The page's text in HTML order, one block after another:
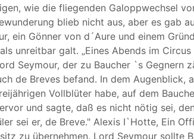
wie die fliegenden Galoppwechsel
blieb nicht aus, aber es gab
ein Gönner von d´Aure und einem
unreitbar galt. „Eines Abends im
Seymour, der zu Baucher `s Gegnern
de Breves befand. In dem Augenblick,
Vollblüter habe, auf dem
und sagte, daß es nicht nötig sei,
sei er, de Breve." Alexis I`Hotte, Ein
zu übernehmen. Lord Seymour sollte